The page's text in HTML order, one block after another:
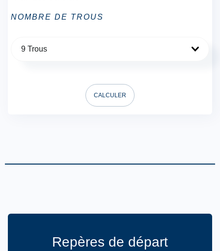
NOMBRE DE TROUS
9 Trous
CALCULER
Repères de départ